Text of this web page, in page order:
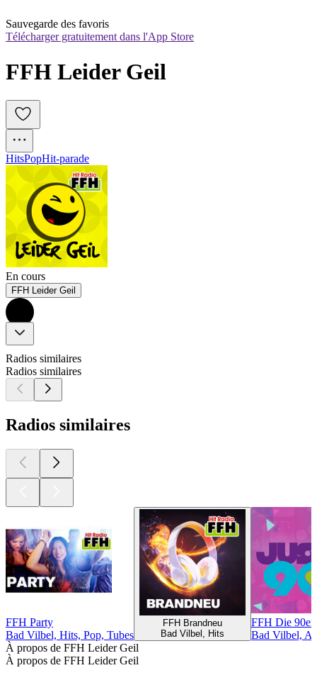
Sauvegarde des favoris
Télécharger gratuitement dans l'App Store
FFH Leider Geil
HitsPopHit-parade
En cours
FFH Leider Geil
Radios similaires
Radios similaires
Radios similaires
FFH Party
Bad Vilbel, Hits, Pop, Tubes
FFH Brandneu
Bad Vilbel, Hits
FFH Die 90er
Bad Vilbel,
À propos de FFH Leider Geil
À propos de FFH Leider Geil